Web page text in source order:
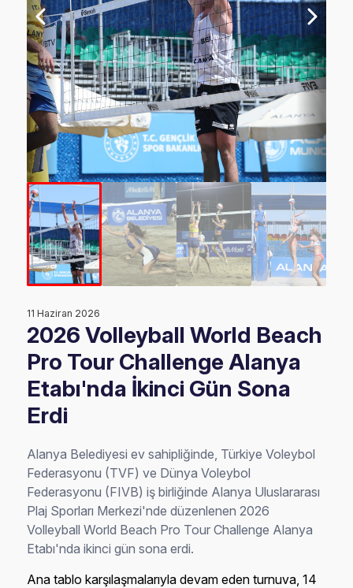
11 Haziran 2026
2026 Volleyball World Beach
Pro Tour Challenge Alanya
Etabı'nda İkinci Gün Sona
Erdi
Alanya Belediyesi ev sahipliğinde, Türkiye Voleybol
Federasyonu (TVF) ve Dünya Voleybol
Federasyonu (FIVB) iş birliğinde Alanya Uluslararası
Plaj Sporları Merkezi'nde düzenlenen 2026
Volleyball World Beach Pro Tour Challenge Alanya
Etabı'nda ikinci gün sona erdi.
Ana tablo karşılaşmalarıyla devam eden turnuva, 14